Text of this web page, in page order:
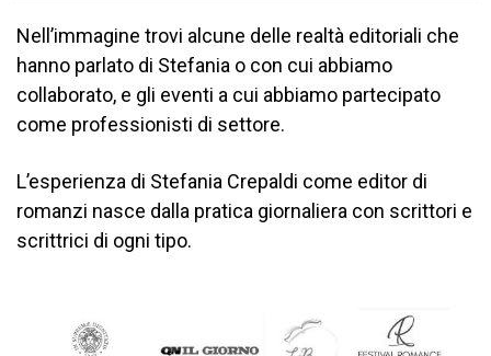
Nell’immagine trovi alcune delle realtà editoriali che
hanno parlato di Stefania o con cui abbiamo
collaborato, e gli eventi a cui abbiamo partecipato
come professionisti di settore.
L’esperienza di Stefania Crepaldi come editor di
romanzi nasce dalla pratica giornaliera con scrittori e
scrittrici di ogni tipo.